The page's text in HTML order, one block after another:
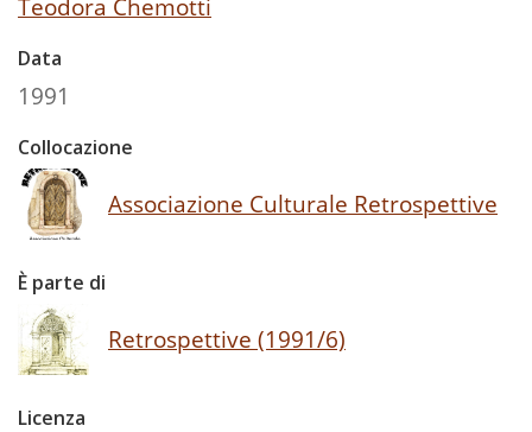
Data
1991
Collocazione
Associazione Culturale Retrospettive
È parte di
Retrospettive (1991/6)
Licenza